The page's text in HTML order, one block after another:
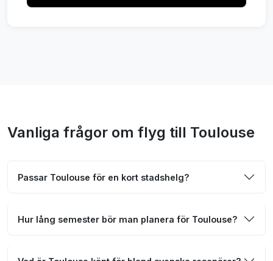
Vanliga frågor om flyg till Toulouse
Passar Toulouse för en kort stadshelg?
Hur lång semester bör man planera för Toulouse?